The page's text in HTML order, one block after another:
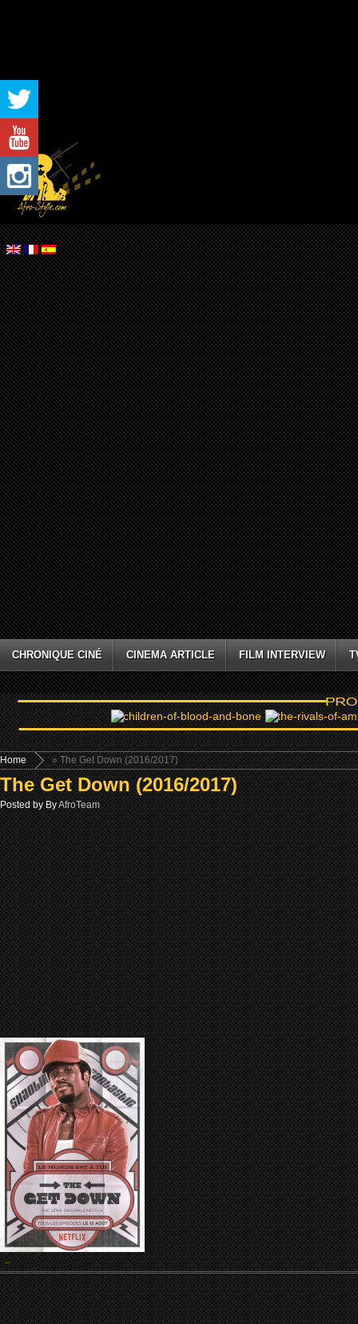
CHRONIQUE CINÉ CINEMA ARTICLE FILM INTERVIEW
Home » The Get Down (2016/2017)
The Get Down (2016/2017)
Posted by ByAfroTeam